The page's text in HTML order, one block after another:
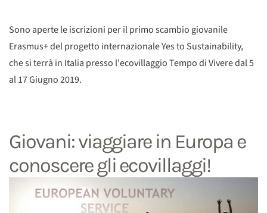
Sono aperte le iscrizioni per il primo scambio giovanile
Erasmus+ del progetto internazionale Yes to Sustainability,
che si terrà in Italia presso l'ecovillaggio Tempo di Vivere dal 5
al 17 Giugno 2019.
Giovani: viaggiare in Europa e
conoscere gli ecovillaggi!